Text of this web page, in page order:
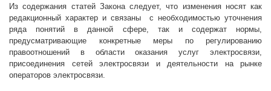
Из содержания статей Закона следует, что изменения носят как
редакционный характер и связаны
с необходимостью уточнения
ряда понятий в данной сфере, так и содержат нормы,
предусматривающие конкретные меры по регулированию
правоотношений в области оказания услуг электросвязи,
присоединения сетей электросвязи и деятельности на рынке
операторов электросвязи.